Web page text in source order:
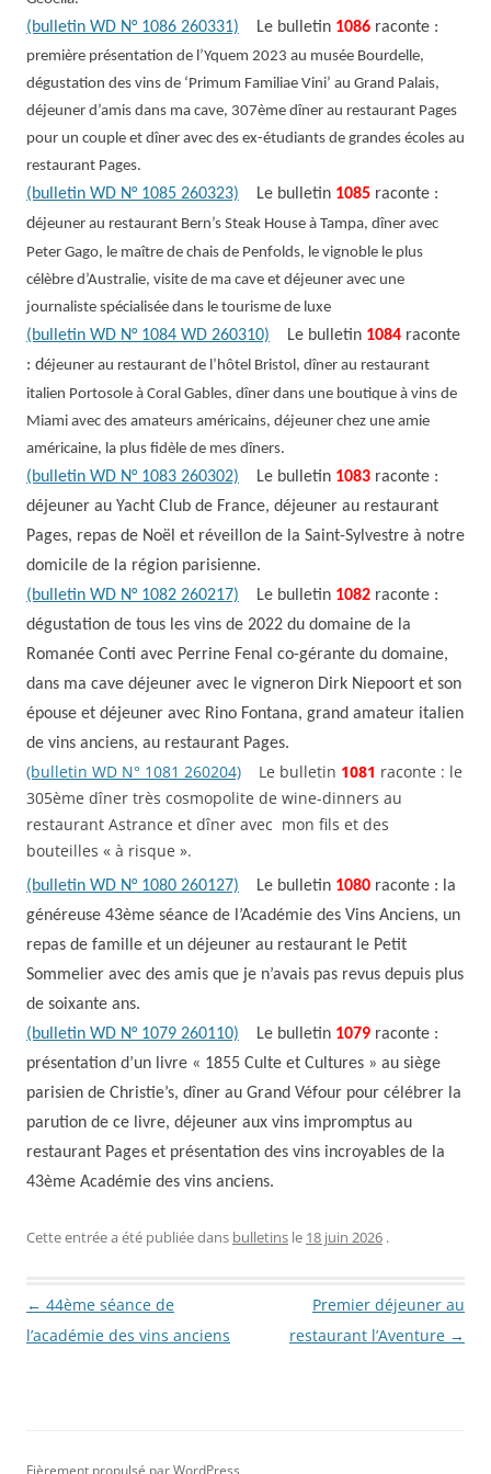
(bulletin WD N° 1086 260331) Le bulletin 1086 raconte :
première présentation de l’Yquem 2023 au musée Bourdelle,
dégustation des vins de ‘Primum Familiae Vini’ au Grand Palais,
déjeuner d’amis dans ma cave, 307ème dîner au restaurant Pages
pour un couple et dîner avec des ex-étudiants de grandes écoles au
restaurant Pages.
(bulletin WD N° 1085 260323) Le bulletin 1085 raconte :
déjeuner au restaurant Bern’s Steak House à Tampa, dîner avec
Peter Gago, le maître de chais de Penfolds, le vignoble le plus
célèbre d’Australie, visite de ma cave et déjeuner avec une
journaliste spécialisée dans le tourisme de luxe
(bulletin WD N° 1084 WD 260310) Le bulletin 1084 raconte
: déjeuner au restaurant de l’hôtel Bristol, dîner au restaurant
italien Portosole à Coral Gables, dîner dans une boutique à vins de
Miami avec des amateurs américains, déjeuner chez une amie
américaine, la plus fidèle de mes dîners.
(bulletin WD N° 1083 260302) Le bulletin 1083 raconte :
déjeuner au Yacht Club de France, déjeuner au restaurant
Pages, repas de Noël et réveillon de la Saint-Sylvestre à notre
domicile de la région parisienne.
(bulletin WD N° 1082 260217) Le bulletin 1082 raconte :
dégustation de tous les vins de 2022 du domaine de la
Romanée Conti avec Perrine Fenal co-gérante du domaine,
dans ma cave déjeuner avec le vigneron Dirk Niepoort et son
épouse et déjeuner avec Rino Fontana, grand amateur italien
de vins anciens, au restaurant Pages.
(bulletin WD N° 1081 260204) Le bulletin 1081 raconte : le
305ème dîner très cosmopolite de wine-dinners au
restaurant Astrance et dîner avec mon fils et des
bouteilles « à risque ».
(bulletin WD N° 1080 260127) Le bulletin 1080 raconte : la
généreuse 43ème séance de l’Académie des Vins Anciens, un
repas de famille et un déjeuner au restaurant le Petit
Sommelier avec des amis que je n’avais pas revus depuis plus
de soixante ans.
(bulletin WD N° 1079 260110) Le bulletin 1079 raconte :
présentation d’un livre « 1855 Culte et Cultures » au siège
parisien de Christie’s, dîner au Grand Véfour pour célébrer la
parution de ce livre, déjeuner aux vins impromptus au
restaurant Pages et présentation des vins incroyables de la
43ème Académie des vins anciens.
Cette entrée a été publiée dans bulletins le 18 juin 2026 .
Navigation des articles
← 44ème séance de
l’académie des vins anciens
Premier déjeuner au
restaurant l’Aventure →
Fièrement propulsé par WordPress